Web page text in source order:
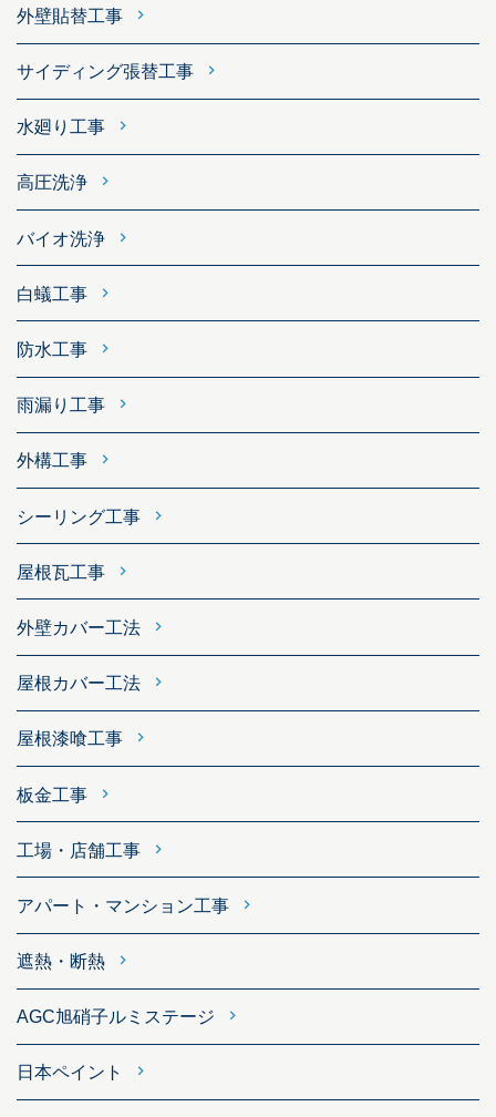
外壁貼替工事
サイディング張替工事
水廻り工事
高圧洗浄
バイオ洗浄
白蟻工事
防水工事
雨漏り工事
外構工事
シーリング工事
屋根瓦工事
外壁カバー工法
屋根カバー工法
屋根漆喰工事
板金工事
工場・店舗工事
アパート・マンション工事
遮熱・断熱
AGC旭硝子ルミステージ
日本ペイント